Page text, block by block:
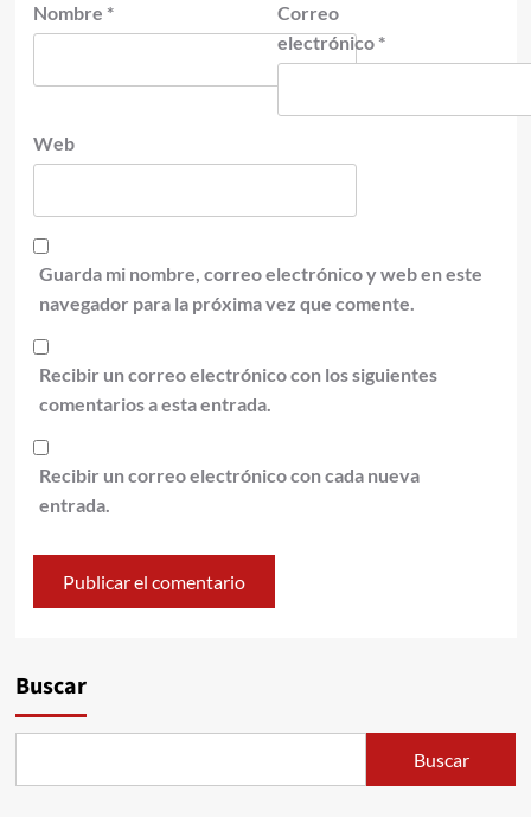
Nombre *
Correo
electrónico *
Web
Guarda mi nombre, correo electrónico y web en este
navegador para la próxima vez que comente.
Recibir un correo electrónico con los siguientes
comentarios a esta entrada.
Recibir un correo electrónico con cada nueva
entrada.
Buscar
Buscar